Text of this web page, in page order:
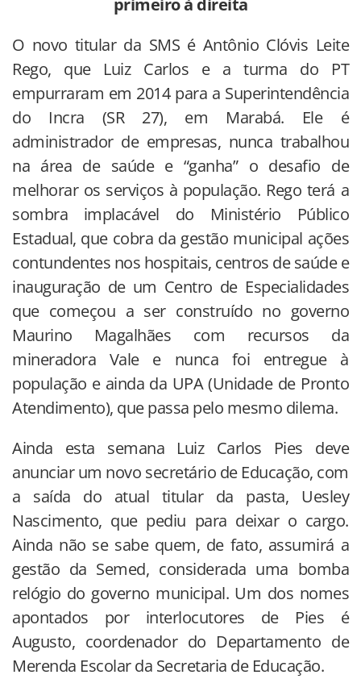
O novo titular da SMS é Antônio Clóvis Leite
Rego, que Luiz Carlos e a turma do PT
empurraram em 2014 para a Superintendência
do Incra (SR 27), em Marabá. Ele é
administrador de empresas, nunca trabalhou
na área de saúde e “ganha” o desafio de
melhorar os serviços à população. Rego terá a
sombra implacável do Ministério Público
Estadual, que cobra da gestão municipal ações
contundentes nos hospitais, centros de saúde e
inauguração de um Centro de Especialidades
que começou a ser construído no governo
Maurino Magalhães com recursos da
mineradora Vale e nunca foi entregue à
população e ainda da UPA (Unidade de Pronto
Atendimento), que passa pelo mesmo dilema.
Ainda esta semana Luiz Carlos Pies deve
anunciar um novo secretário de Educação, com
a saída do atual titular da pasta, Uesley
Nascimento, que pediu para deixar o cargo.
Ainda não se sabe quem, de fato, assumirá a
gestão da Semed, considerada uma bomba
relógio do governo municipal. Um dos nomes
apontados por interlocutores de Pies é
Augusto, coordenador do Departamento de
Merenda Escolar da Secretaria de Educação.